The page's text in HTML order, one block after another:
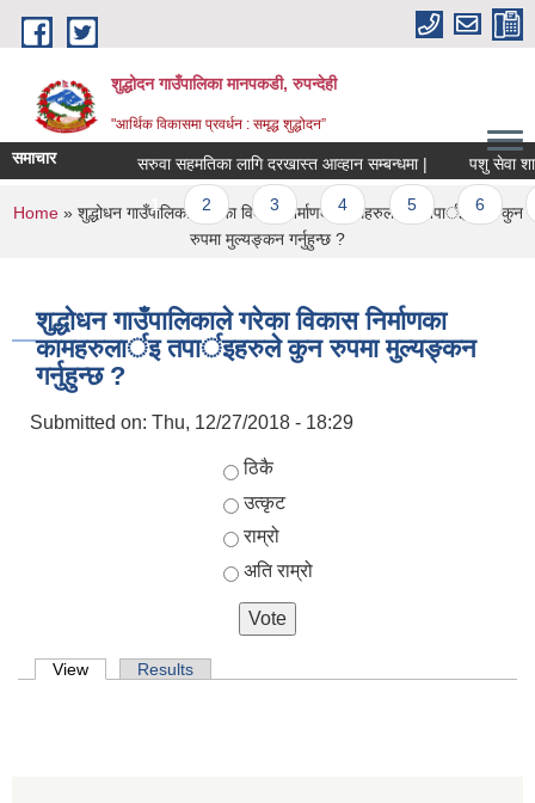
Skip to main content
शुद्धोदन गाउँपालिका मानपकडी, रुपन्देही
"आर्थिक विकासमा प्रवर्धन : समृद्ध शुद्धोदन”
समाचार सरुवा सहमतिका लागि दरखास्त आव्हान सम्बन्धमा | पशु सेवा शाखा
Pages
1 2 3 4 5 6 7
You are here
Home» शुद्धोधन गाउँपालिकाले गरेका विकास निर्माणका कामहरुलार्इ तपार्इहरुले कुन
रुपमा मुल्यङ्कन गर्नुहुन्छ ?
शुद्धोधन गाउँपालिकाले गरेका विकास निर्माणका
कामहरुलार्इ तपार्इहरुले कुन रुपमा मुल्यङ्कन
गर्नुहुन्छ ?
Submitted on: Thu, 12/27/2018 - 18:29
Choices
ठिकै
उत्कृट
राम्रो
अति राम्रो
Primary tabs
View (active tab)
Results